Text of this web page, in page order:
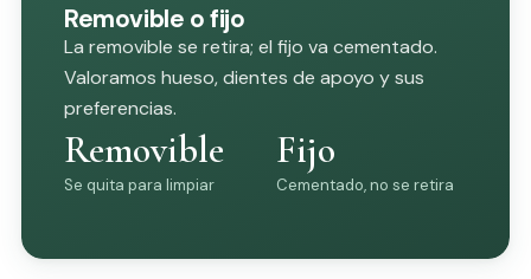
Removible o fijo
La removible se retira; el fijo va cementado.
Valoramos hueso, dientes de apoyo y sus
preferencias.
Removible
Se quita para limpiar
Fijo
Cementado, no se retira